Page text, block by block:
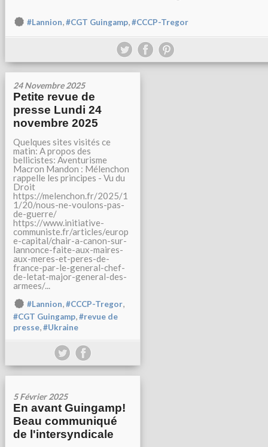
#Lannion,#CGT Guingamp,#CCCP-Tregor
24 Novembre 2025
Petite revue de
presse Lundi 24
novembre 2025
Quelques sites visités ce
matin: A propos des
bellicistes: Aventurisme
Macron Mandon : Mélenchon
rappelle les principes - Vu du
Droit
https://melenchon.fr/2025/1
1/20/nous-ne-voulons-pas-
de-guerre/
https://www.initiative-
communiste.fr/articles/europ
e-capital/chair-a-canon-sur-
lannonce-faite-aux-maires-
aux-meres-et-peres-de-
france-par-le-general-chef-
de-letat-major-general-des-
armees/...
#Lannion,#CCCP-Tregor,
#CGT Guingamp,#revue de
presse,#Ukraine
5 Février 2025
En avant Guingamp!
Beau communiqué
de l'intersyndicale